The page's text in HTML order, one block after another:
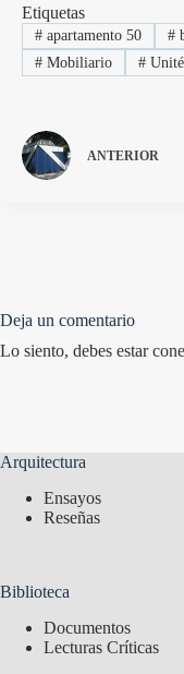
Etiquetas
#apartamento 50 #
#Mobiliario #Unité
ANTERIOR
Deja un comentario
Lo siento, debes estar
Arquitectura
Ensayos
Reseñas
Biblioteca
Documentos
Lecturas Críticas